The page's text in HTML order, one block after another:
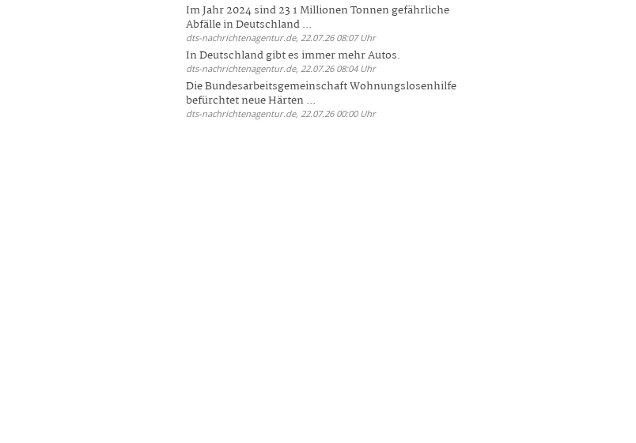
Im Jahr 2024 sind 23 1 Millionen Tonnen gefährliche
Abfälle in Deutschland ...
dts-nachrichtenagentur.de, 22.07.26 08:07 Uhr
In Deutschland gibt es immer mehr Autos.
dts-nachrichtenagentur.de, 22.07.26 08:04 Uhr
Die Bundesarbeitsgemeinschaft Wohnungslosenhilfe
befürchtet neue Härten ...
dts-nachrichtenagentur.de, 22.07.26 00:00 Uhr